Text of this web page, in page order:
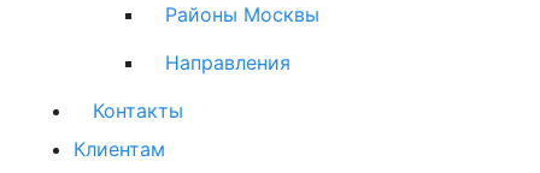
Районы Москвы
Направления
Контакты
Клиентам